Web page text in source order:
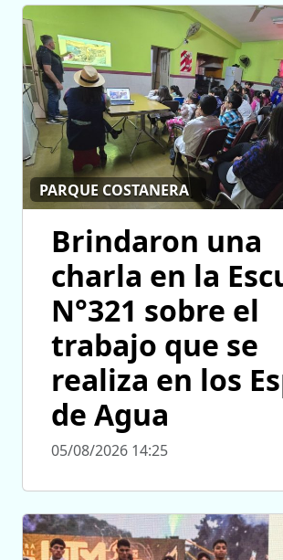
PARQUE COSTANERA
Brindaron una
charla en la
N°321 sobre el
trabajo que se
realiza en los
de Agua
05/08/2026 14:25